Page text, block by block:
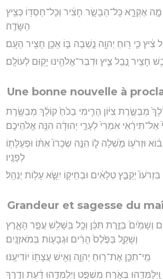
אֶקְרָ֑א כָּל־הַבָּשָׂ֣ר חָצִ֔יר וְכָל־חַסְדּ֖וֹ כְּצִ֥יץ
הַשָּׂדֶֽה׃
צִ֔יץ כִּ֛י ר֥וּחַ יְהוָ֖ה נָ֣שְׁבָה בּ֑וֹ אָכֵ֥ן חָצִ֖יר הָעָֽם׃
חָצִ֖יר נָ֣בֵֽל צִ֑יץ וּדְבַר־אֱלֹהֵ֖ינוּ יָק֥וּם לְעוֹלָֽם׃
Une bonne nouvelle à
מְבַשֶּׂ֣רֶת צִיּ֔וֹן הָרִ֤ימִי בַכֹּ֙חַ֙ קוֹלֵ֔ךְ מְבַשֶּׂ֖רֶת
אַל־תִּירָ֔אִי אִמְרִי֙ לְעָרֵ֣י יְהוּדָ֔ה הִנֵּ֖ה אֱלֹהֵיכֶֽם׃
וּזְרֹע֖וֹ מֹ֣שְׁלָה ל֑וֹ הִנֵּ֤ה שְׂכָרוֹ֙ אִתּ֔וֹ וּפְעֻלָּת֖וֹ
לְפָנָֽיו׃
יְקַבֵּ֣ץ טְלָאִ֔ים וּבְחֵיק֖וֹ יִשָּׂ֑א עָל֖וֹת יְנַהֵֽל׃
Grandeur et sagesse du
וְשָׁמַ֙יִם֙ בַּזֶּ֣רֶת תִּכֵּ֔ן וְכָ֥ל בַּשָּׁלִ֖שׁ עֲפַ֣ר הָאָ֑רֶץ
וְשָׁקַ֤ל בַּפֶּ֙לֶס֙ הָרִ֔ים וּגְבָע֖וֹת בְּמֹאזְנָֽיִם׃
מִֽי־תִכֵּ֥ן אֶת־ר֖וּחַ יְהוָ֑ה וְאִ֥ישׁ עֲצָת֖וֹ יוֹדִיעֶֽנּוּ׃
וַֽיְלַמְּדֵ֖הוּ בְּאֹ֣רַח מִשְׁפָּ֑ט וַיְלַמְּדֵ֣הוּ דַ֔עַת וְדֶ֥רֶךְ